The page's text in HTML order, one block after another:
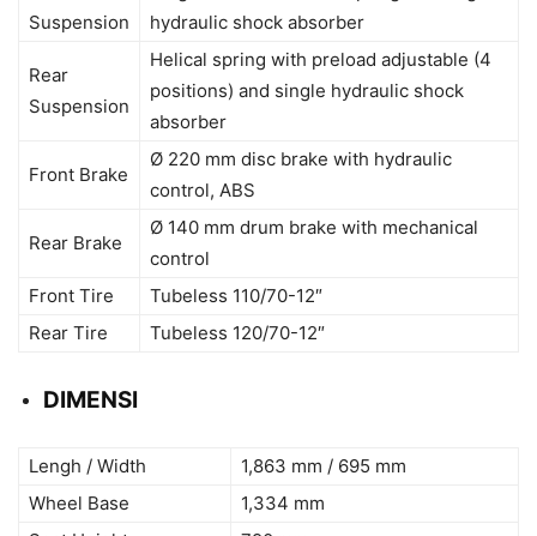
Suspension
hydraulic shock absorber
Rear
Suspension
Helical spring with preload adjustable (4
positions) and single hydraulic shock
absorber
Front Brake
Ø 220 mm disc brake with hydraulic
control, ABS
Rear Brake
Ø 140 mm drum brake with mechanical
control
Front Tire
Tubeless 110/70-12″
Rear Tire
Tubeless 120/70-12″
DIMENSI
Lengh / Width
1,863 mm / 695 mm
Wheel Base
1,334 mm